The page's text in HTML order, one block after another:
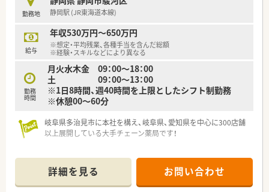
勤務地 静岡駅 (JR東海道本線)
給与
年収530万円～650万円
※想定・平均残業、各種手当を含んだ総額
※経験・スキルなどにより異なる
勤務
時間
月火水木金 09：00～18：00
土 09：00～13：00
※1日8時間、週40時間を上限としたシフト制勤務
※休憩00～60分
岐阜県多治見市に本社を構え、岐阜県、愛知県を中心に300店舗
以上展開している大手チェーン薬局です！
静岡駅よりお車で10分程度に位置しているため、お車通勤が便
利です！
詳細を見る お問い合わせ